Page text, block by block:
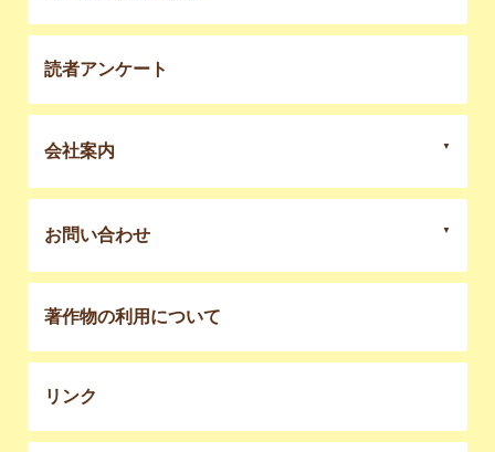
読者アンケート
会社案内
お問い合わせ
著作物の利用について
リンク